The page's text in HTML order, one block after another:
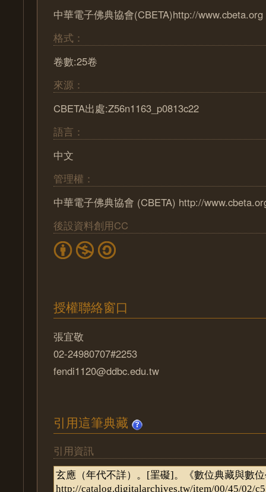
中華電子佛典協會(CBETA)http://www.cbeta.org
格式：
卷數:25卷
來源：
CBETA出處:Z56n1163_p0813c22
語言：
中文
管理權：
中華電子佛典協會 (CBETA) http://
後設資料創用CC
授權聯絡窗口
張宜敬
02-24980707#2253
fendi1120@ddbc.edu.tw
引用這筆典藏
引用資訊